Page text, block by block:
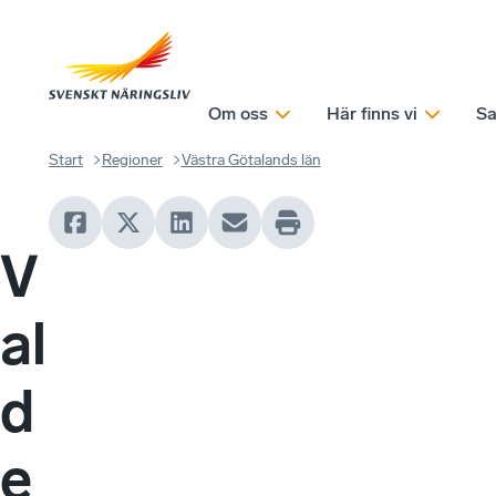
Om oss Här finns vi
Start Regioner Västra Götalands län
V
al
d
e